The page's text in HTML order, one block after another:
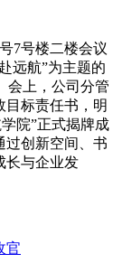
7号楼二楼会议
远航”为主题的
会上，公司分管
目标责任书，明
院”正式揭牌成
过创新空间、书
长与企业发